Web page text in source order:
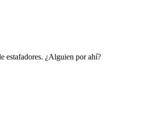
estafadores. ¿Alguien por ahí?